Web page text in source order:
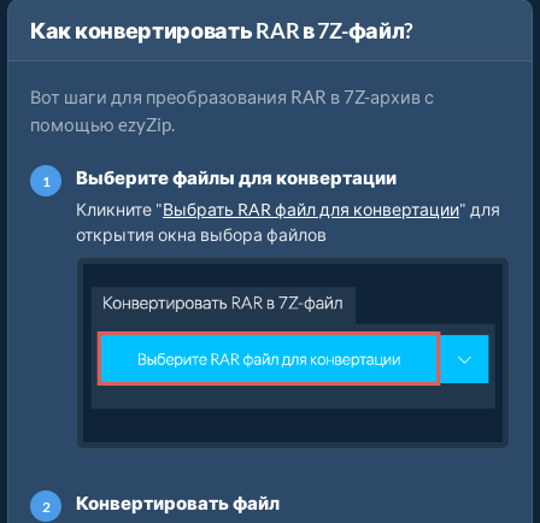
Как конвертировать RAR в 7Z-файл?
Вот шаги для преобразования RAR в 7Z-архив с
помощью ezyZip.
Выберите файлы для конвертации
Кликните "Выбрать RAR файл для конвертации" для
открытия окна выбора файлов
Конвертировать файл